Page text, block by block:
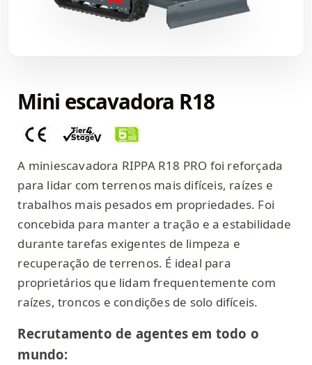
Mini escavadora R18
A miniescavadora RIPPA R18 PRO foi reforçada
para lidar com terrenos mais difíceis, raízes e
trabalhos mais pesados em propriedades. Foi
concebida para manter a tração e a estabilidade
durante tarefas exigentes de limpeza e
recuperação de terrenos. É ideal para
proprietários que lidam frequentemente com
raízes, troncos e condições de solo difíceis.
Recrutamento de agentes em todo o
mundo: